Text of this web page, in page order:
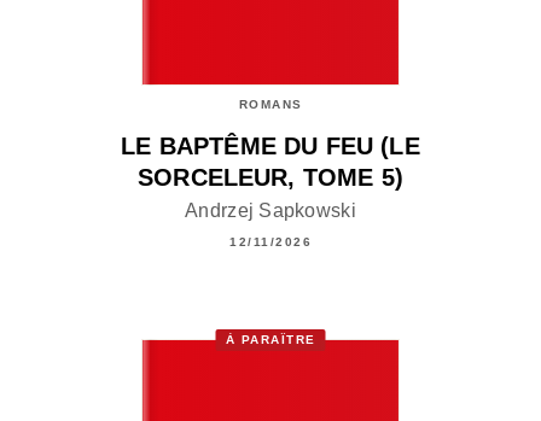
ROMANS
LE BAPTÊME DU FEU (LE
SORCELEUR, TOME 5)
Andrzej Sapkowski
12/11/2026
À PARAÎTRE